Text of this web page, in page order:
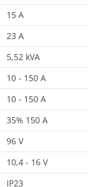
15 A
23 A
5,52 kVA
10 - 150 A
10 - 150 A
35% 150 A
96 V
10,4 - 16 V
IP23